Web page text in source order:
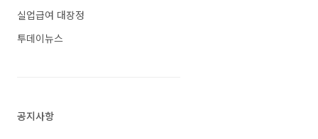
실업급여 대장정
투데이뉴스
공지사항